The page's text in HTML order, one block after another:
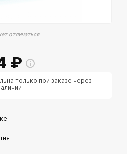
отличаться
₽
только при заказе через